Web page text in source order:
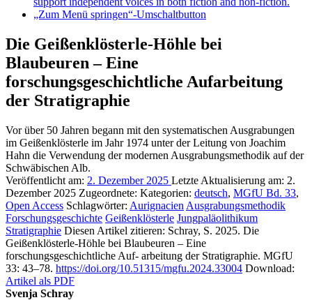
„Zum Menü springen“-Umschaltbutton
Die Geißenklösterle-Höhle bei
Blaubeuren – Eine
forschungsgeschichtliche Aufarbeitung
der Stratigraphie
Vor über 50 Jahren begann mit den systematischen Ausgrabungen
im Geißenklösterle im Jahr 1974 unter der Leitung von Joachim
Hahn die Verwendung der modernen Ausgrabungsmethodik auf der
Schwäbischen Alb.
Veröffentlicht am: 2. Dezember 2025 Letzte Aktualisierung am: 2.
Dezember 2025 Zugeordnete: Kategorien: deutsch, MGfU Bd. 33,
Open Access Schlagwörter: Aurignacien Ausgrabungsmethodik
Forschungsgeschichte Geißenklösterle Jungpaläolithikum
Stratigraphie Diesen Artikel zitieren: Schray, S. 2025. Die
Geißenklösterle-Höhle bei Blaubeuren – Eine
forschungsgeschichtliche Auf- arbeitung der Stratigraphie. MGfU
33: 43–78. https://doi.org/10.51315/mgfu.2024.33004 Download:
Artikel als PDF
Svenja Schray